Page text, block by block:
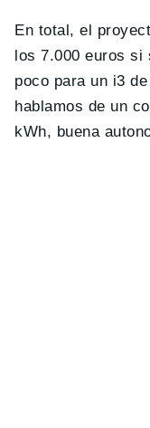
En total, el
los 7.000 euros si
poco para un i3
hablamos de un
kWh, buena